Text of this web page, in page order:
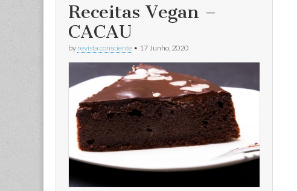
Receitas Vegan –
CACAU
by revista consciente • 17 Junho, 2020